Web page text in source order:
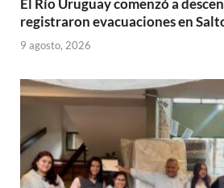
El Río Uruguay comenzó a
registraron evacuaciones en
9 agosto, 2026